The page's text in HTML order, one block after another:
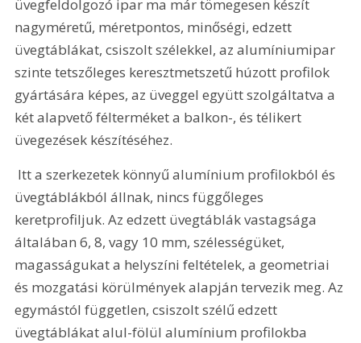
üvegfeldolgozó ipar ma már tömegesen készít
nagyméretű, méretpontos, minőségi, edzett
üvegtáblákat, csiszolt szélekkel, az alumíniumipar
szinte tetszőleges keresztmetszetű húzott profilok
gyártására képes, az üveggel együtt szolgáltatva a
két alapvető félterméket a balkon-, és télikert
üvegezések készítéséhez.
üvegtáblákból állnak, nincs függőleges
keretprofiljuk. Az edzett üvegtáblák vastagsága
általában 6, 8, vagy 10 mm, szélességüket,
magasságukat a helyszíni feltételek, a geometriai
és mozgatási körülmények alapján tervezik meg. Az
egymástól független, csiszolt szélű edzett
üvegtáblákat alul-fölül alumínium profilokba